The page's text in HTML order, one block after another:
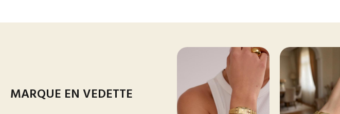
MARQUE EN VEDETTE